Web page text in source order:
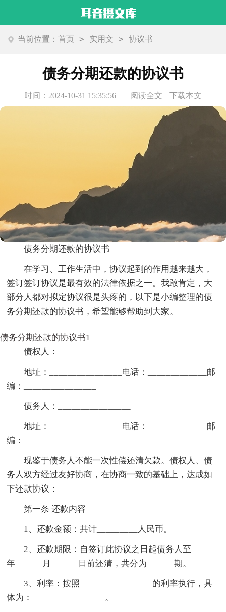
当前位置：首页 > 实用文 > 协议书
债务分期还款的协议书
时间：2024-10-31 15:35:56 阅读全文 下载本文
债务分期还款的协议书
在学习、工作生活中，协议起到的作用越来越大，
签订签订协议是最有效的法律依据之一。我敢肯定，大
部分人都对拟定协议很是头疼的，以下是小编整理的债
务分期还款的协议书，希望能够帮助到大家。
债务分期还款的协议书1
债权人：________________
地址：________________电话：_____________邮
编：________________
债务人：________________
地址：________________电话：_____________邮
编：________________
现鉴于债务人不能一次性偿还清欠款。债权人、债
务人双方经过友好协商，在协商一致的基础上，达成如
下还款协议：
第一条 还款内容
1、还款金额：共计_________人民币。
2、还款期限：自签订此协议之日起债务人至______
年______月______日前还清，共分为______期。
3、利率：按照________________的利率执行，具
体为：________________。